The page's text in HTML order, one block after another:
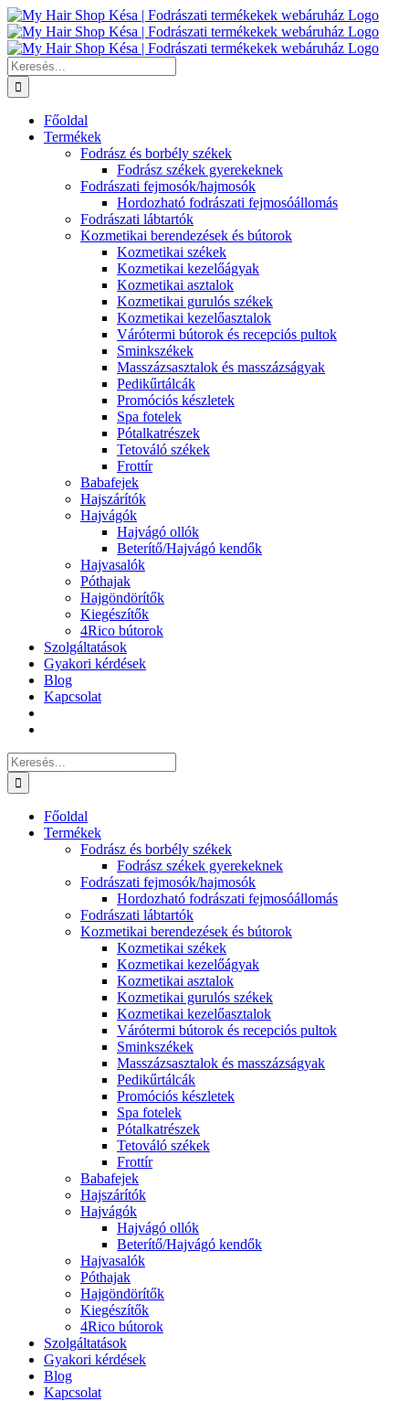
Kihagyás
Keresés...
Főoldal
Termékek
Fodrász és borbély székek
Fodrász székek gyerekeknek
Fodrászati fejmosók/hajmosók
Hordozható fodrászati fejmosóállomás
Fodrászati lábtartók
Kozmetikai berendezések és bútorok
Kozmetikai székek
Kozmetikai kezelőágyak
Kozmetikai asztalok
Kozmetikai gurulós székek
Kozmetikai kezelőasztalok
Várótermi bútorok és recepciós pultok
Sminkszékek
Masszázsasztalok és masszázságyak
Pedikűrtálcák
Promóciós készletek
Spa fotelek
Pótalkatrészek
Tetováló székek
Frottír
Babafejek
Hajszárítók
Hajvágók
Hajvágó ollók
Beterítő/Hajvágó kendők
Hajvasalók
Póthajak
Hajgöndörítők
Kiegészítők
4Rico bútorok
Szolgáltatások
Gyakori kérdések
Blog
Kapcsolat
Keresés...
Főoldal
Termékek
Fodrász és borbély székek
Fodrász székek gyerekeknek
Fodrászati fejmosók/hajmosók
Hordozható fodrászati fejmosóállomás
Fodrászati lábtartók
Kozmetikai berendezések és bútorok
Kozmetikai székek
Kozmetikai kezelőágyak
Kozmetikai asztalok
Kozmetikai gurulós székek
Kozmetikai kezelőasztalok
Várótermi bútorok és recepciós pultok
Sminkszékek
Masszázsasztalok és masszázságyak
Pedikűrtálcák
Promóciós készletek
Spa fotelek
Pótalkatrészek
Tetováló székek
Frottír
Babafejek
Hajszárítók
Hajvágók
Hajvágó ollók
Beterítő/Hajvágó kendők
Hajvasalók
Póthajak
Hajgöndörítők
Kiegészítők
4Rico bútorok
Szolgáltatások
Gyakori kérdések
Blog
Kapcsolat